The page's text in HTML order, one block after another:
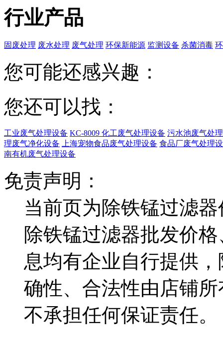
行业产品
固废处理 废水处理 废气处理 环保新能源 监测设备 杀菌消毒
您可能还感兴趣：
您还可以找：
工业废气处理设备 KC-8009 化工废气处理设备 污水池废气处
理废气净化设备
上海宠物食品废气处理设备 食品厂废气处理
南有机废气处理设备
免责声明：
当前页为除铁锰过滤
除铁锰过滤器批发价
息均有企业自行提供
确性、合法性由店铺
不承担任何保证责任。